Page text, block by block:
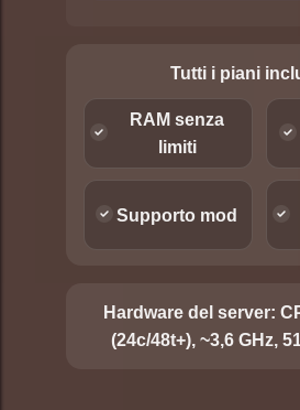
Tutti i piani
RAM senza
limiti
Supporto mod
Hardware del server:
(24c/48t+), ~3,6 GHz,